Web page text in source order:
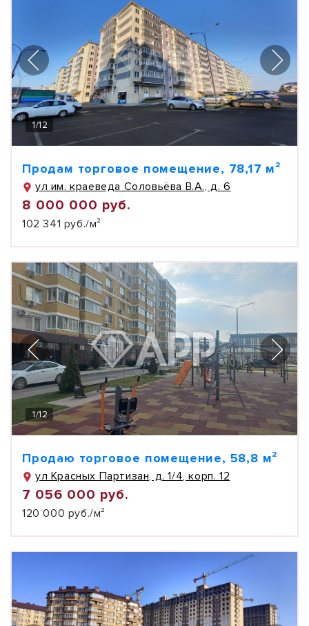
1/12
Продам торговое помещение, 78,17 м²
ул им. краеведа Соловьёва В.А., д. 6
8 000 000 руб.
102 341 руб./м²
1/12
Продаю торговое помещение, 58,8 м²
ул Красных Партизан, д. 1/4, корп. 12
7 056 000 руб.
120 000 руб./м²